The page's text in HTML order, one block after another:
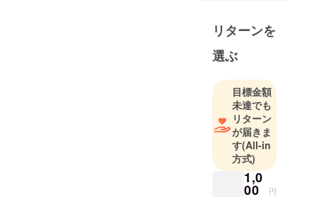
験。
大学卒業
後、Google
正規代理店
ShigApps株
式会社へ入
社。半年後
に取締役就
任。中小企
業に対し、
業務効率
リターンを
選ぶ
目標金額
未達でも
リターン
が届きま
す(All-in
方式)
1,0
00 円